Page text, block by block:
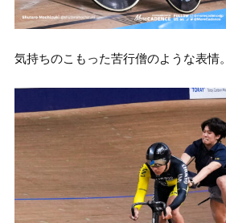
気持ちのこもった苦行僧のような表情。